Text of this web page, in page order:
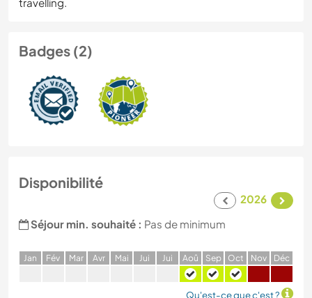
Badges (2)
Disponibilité
2026
Séjour min. souhaité : Pas de minimum
Jan Fév Mar Avr Mai Jui Jui Aoû Sep Oct Nov Déc
Qu'est-ce que c'est ?